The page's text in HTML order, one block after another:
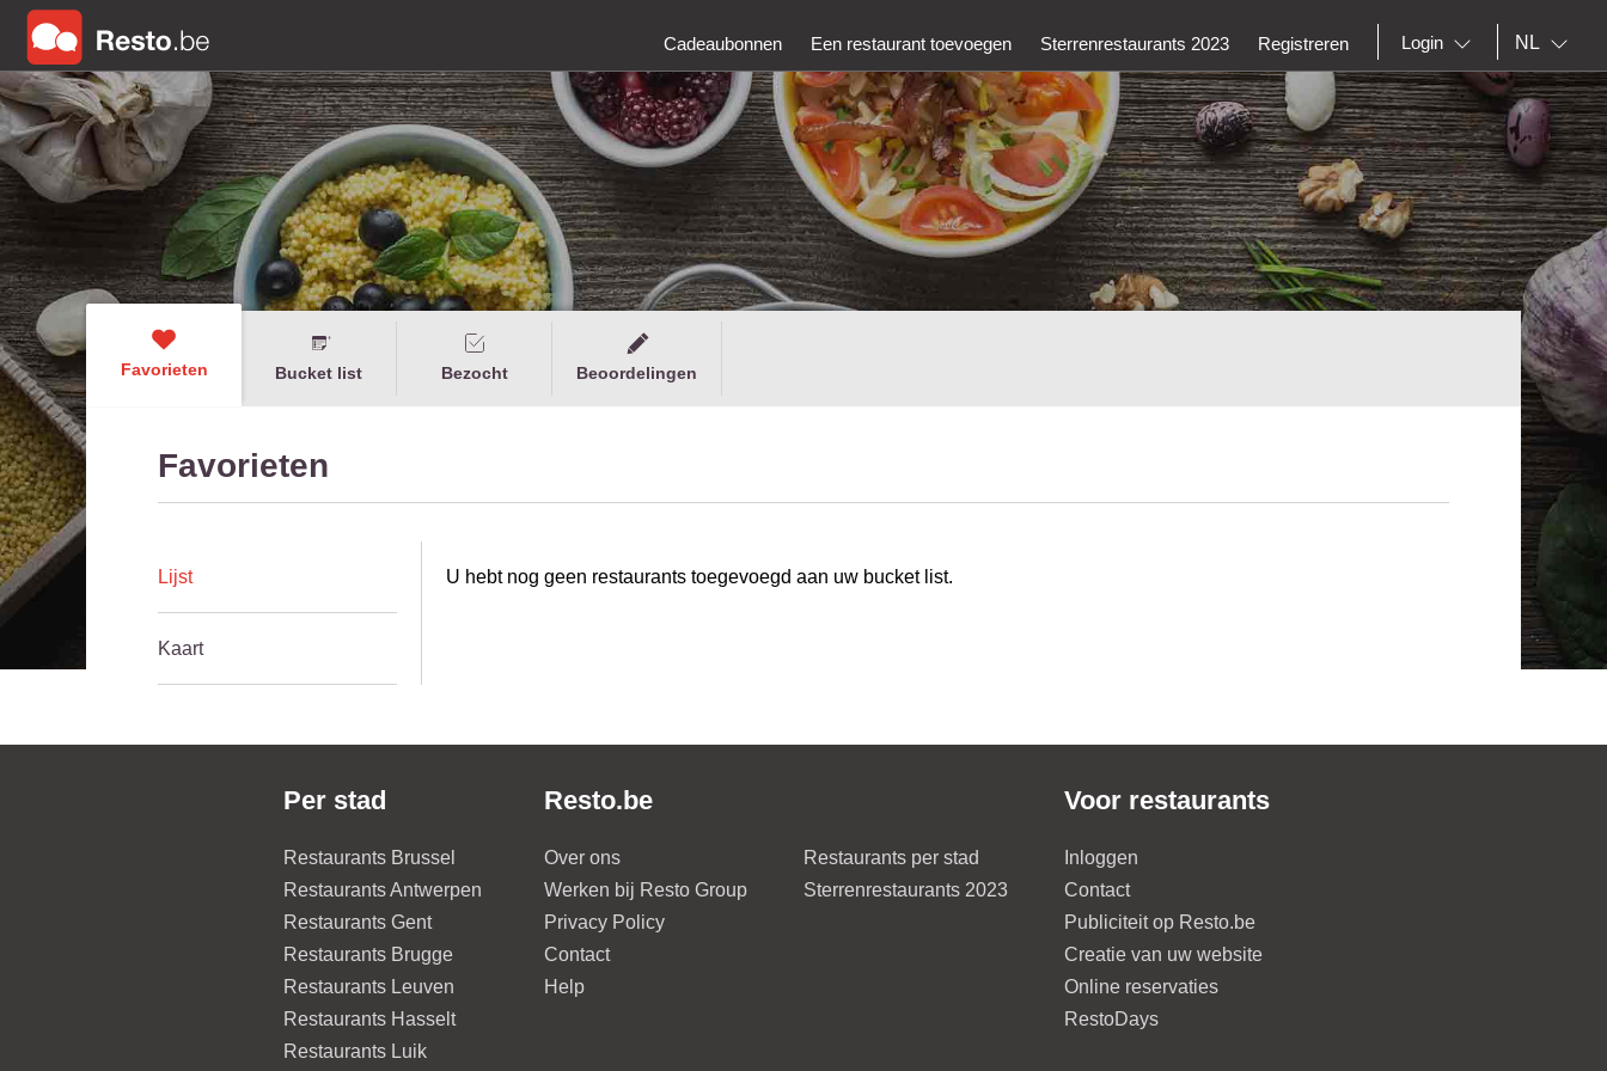
Cadeaubonnen Een restaurant toevoegen Sterrenrestaurants 2023 Registreren Login NL
Favorieten Bucket list Bezocht Beoordelingen
Favorieten
Lijst
Kaart
U hebt nog geen restaurants toegevoegd aan uw bucket list.
Per stad
Restaurants Brussel
Restaurants Antwerpen
Restaurants Gent
Restaurants Brugge
Restaurants Leuven
Restaurants Hasselt
Restaurants Luik
Resto.be
Over ons
Werken bij Resto Group
Privacy Policy
Contact
Help
Restaurants per stad
Sterrenrestaurants 2023
Voor restaurants
Inloggen
Contact
Publiciteit op Resto.be
Creatie van uw website
Online reservaties
RestoDays